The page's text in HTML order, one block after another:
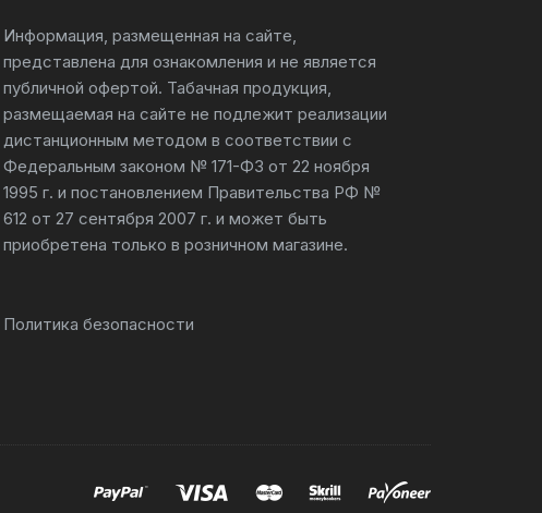
Информация, размещенная на сайте,
представлена для ознакомления и не является
публичной офертой. Табачная продукция,
размещаемая на сайте не подлежит реализации
дистанционным методом в соответствии с
Федеральным законом № 171-ФЗ от 22 ноября
1995 г. и постановлением Правительства РФ №
612 от 27 сентября 2007 г. и может быть
приобретена только в розничном магазине.
Политика безопасности